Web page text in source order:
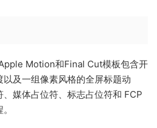
Motion和Final Cut模板包含开
及一组像素风格的全屏标题动
媒体占位符、标志占位符和 FCP